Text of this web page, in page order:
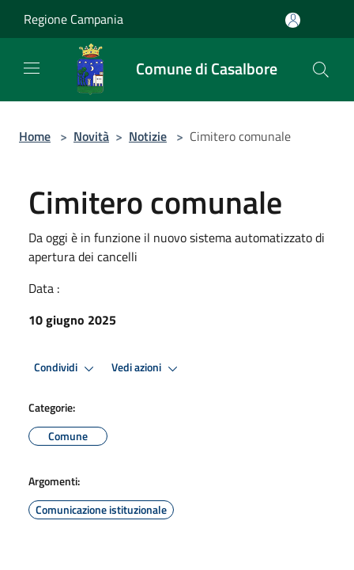
Regione Campania
Comune di Casalbore
Home > Novità > Notizie > Cimitero comunale
Cimitero comunale
Da oggi è in funzione il nuovo sistema automatizzato di
apertura dei cancelli
Data :
10 giugno 2025
Condividi Vedi azioni
Categorie:
Comune
Argomenti:
Comunicazione istituzionale